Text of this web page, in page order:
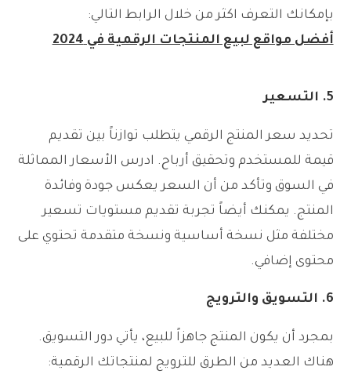
بإمكانك التعرف اكثر من خلال الرابط التالي:
أفضل مواقع لبيع المنتجات الرقمية في 2024
5. التسعير
تحديد سعر المنتج الرقمي يتطلب توازناً بين تقديم
قيمة للمستخدم وتحقيق أرباح. ادرس الأسعار المماثلة
في السوق وتأكد من أن السعر يعكس جودة وفائدة
المنتج. يمكنك أيضاً تجربة تقديم مستويات تسعير
مختلفة مثل نسخة أساسية ونسخة متقدمة تحتوي على
محتوى إضافي.
6. التسويق والترويج
بمجرد أن يكون المنتج جاهزاً للبيع، يأتي دور التسويق.
هناك العديد من الطرق للترويج لمنتجاتك الرقمية: